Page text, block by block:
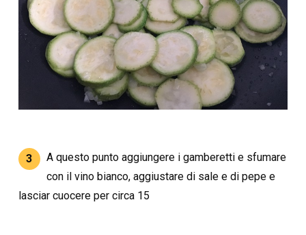
3
A questo punto aggiungere i gamberetti e sfumare
con il vino bianco, aggiustare di sale e di pepe e
lasciar cuocere per circa 15